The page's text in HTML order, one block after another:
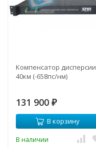
Компенсатор дисперсии
40км (-658пс/нм)
131 900 ₽
В корзину
В наличии